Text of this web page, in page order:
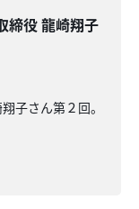
締役 龍崎翔子
子さん第２回。